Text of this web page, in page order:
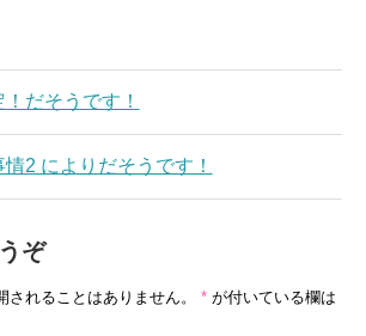
だそうです！
2 によりだそうです！
ぞ
されることはありません。 * が付いている欄は